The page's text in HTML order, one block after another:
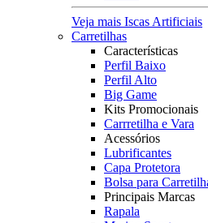
Veja mais Iscas Artificiais
Carretilhas
Características
Perfil Baixo
Perfil Alto
Big Game
Kits Promocionais
Carrretilha e Vara
Acessórios
Lubrificantes
Capa Protetora
Bolsa para
Principais Marcas
Rapala